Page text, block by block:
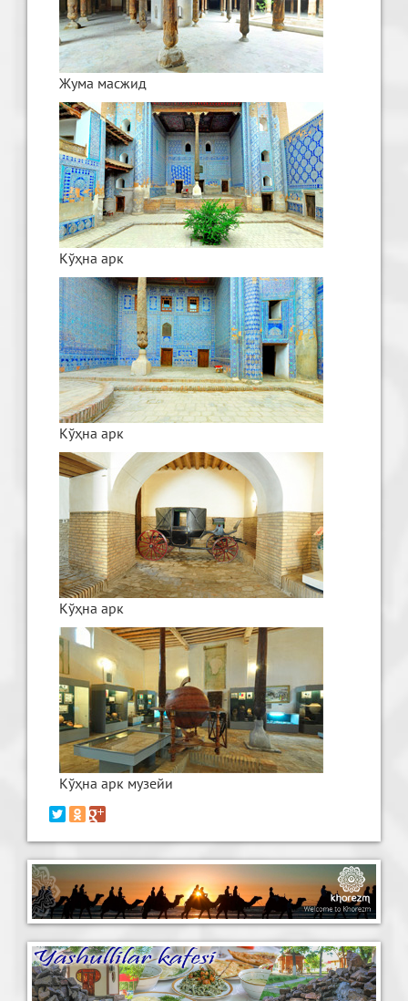
Жума масжид
Кўҳна арк
Кўҳна арк
Кўҳна арк
Кўҳна арк музейи